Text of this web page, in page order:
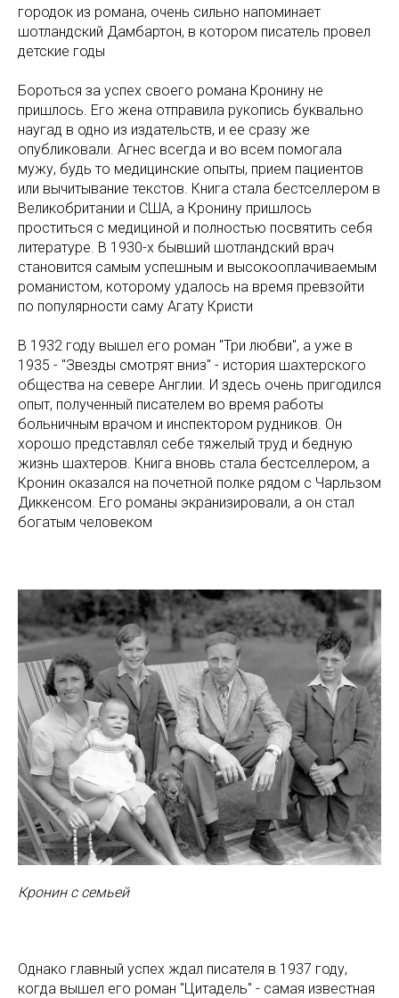
городок из романа, очень сильно напоминает
шотландский Дамбартон, в котором писатель провел
детские годы
Бороться за успех своего романа Кронину не
пришлось. Его жена отправила рукопись буквально
наугад в одно из издательств, и ее сразу же
опубликовали. Агнес всегда и во всем помогала
мужу, будь то медицинские опыты, прием пациентов
или вычитывание текстов. Книга стала бестселлером в
Великобритании и США, а Кронину пришлось
проститься с медициной и полностью посвятить себя
литературе. В 1930-х бывший шотландский врач
становится самым успешным и высокооплачиваемым
романистом, которому удалось на время превзойти
по популярности саму Агату Кристи
В 1932 году вышел его роман "Три любви", а уже в
1935 - "Звезды смотрят вниз" - история шахтерского
общества на севере Англии. И здесь очень пригодился
опыт, полученный писателем во время работы
больничным врачом и инспектором рудников. Он
хорошо представлял себе тяжелый труд и бедную
жизнь шахтеров. Книга вновь стала бестселлером, а
Кронин оказался на почетной полке рядом с Чарльзом
Диккенсом. Его романы экранизировали, а он стал
богатым человеком
Кронин с семьей
Однако главный успех ждал писателя в 1937 году,
когда вышел его роман "Цитадель" - самая известная